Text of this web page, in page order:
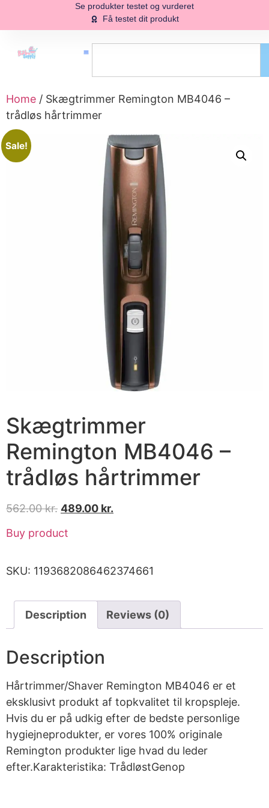
Se produkter testet og vurderet
Få testet dit produkt
Home / Skægtrimmer Remington MB4046 –
trådløs hårtrimmer
Sale!
Skægtrimmer
Remington MB4046 –
trådløs hårtrimmer
562.00kr. 489.00 kr.
Buy product
SKU: 1193682086462374661
Description Reviews (0)
Description
Hårtrimmer/Shaver Remington MB4046 er et
eksklusivt produkt af topkvalitet til kropspleje.
Hvis du er på udkig efter de bedste personlige
hygiejneprodukter, er vores 100% originale
Remington produkter lige hvad du leder
efter.Karakteristika: TrådløstGenop